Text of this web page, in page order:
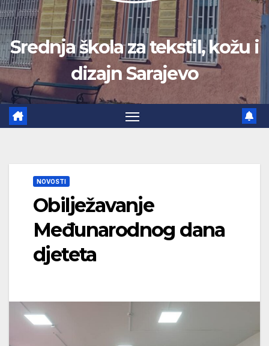
Srednja škola za tekstil, kožu i
dizajn Sarajevo
NOVOSTI
Obilježavanje
Međunarodnog dana
djeteta